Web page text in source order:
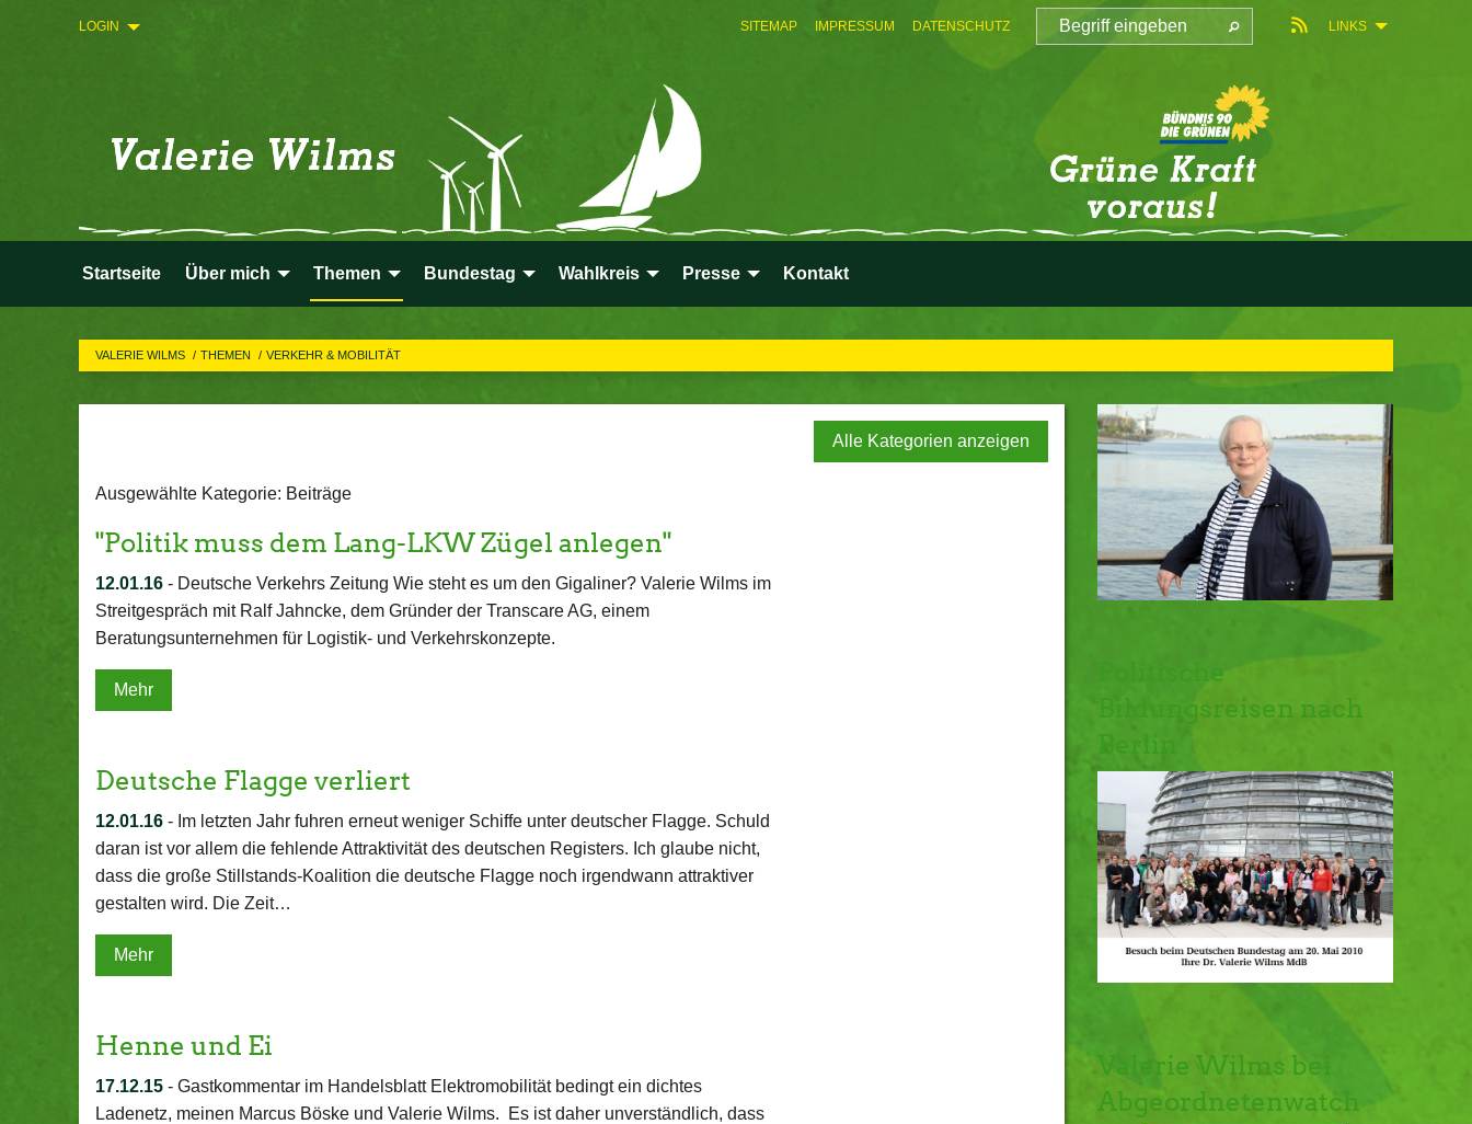
LINKS
SITEMAP IMPRESSUM DATENSCHUTZ
LOGIN
Startseite Über mich Themen Bundestag Wahlkreis Presse Kontakt
VALERIE WILMS THEMEN VERKEHR & MOBILITÄT
Alle Kategorien anzeigen
Ausgewählte Kategorie: Beiträge
"Politik muss dem Lang-LKW Zügel anlegen"
12.01.16 - Deutsche Verkehrs Zeitung Wie steht es um den Gigaliner? Valerie Wilms im
Streitgespräch mit Ralf Jahncke, dem Gründer der Transcare AG, einem
Beratungsunternehmen für Logistik- und Verkehrskonzepte.
Mehr
Deutsche Flagge verliert
12.01.16 - Im letzten Jahr fuhren erneut weniger Schiffe unter deutscher Flagge. Schuld
daran ist vor allem die fehlende Attraktivität des deutschen Registers. Ich glaube nicht,
dass die große Stillstands-Koalition die deutsche Flagge noch irgendwann attraktiver
gestalten wird. Die Zeit…
Mehr
Henne und Ei
17.12.15 - Gastkommentar im Handelsblatt Elektromobilität bedingt ein dichtes
Ladenetz, meinen Marcus Böske und Valerie Wilms. Es ist daher unverständlich, dass
Politische
Bildungsreisen nach
Berlin
Valerie Wilms bei
Abgeordnetenwatch